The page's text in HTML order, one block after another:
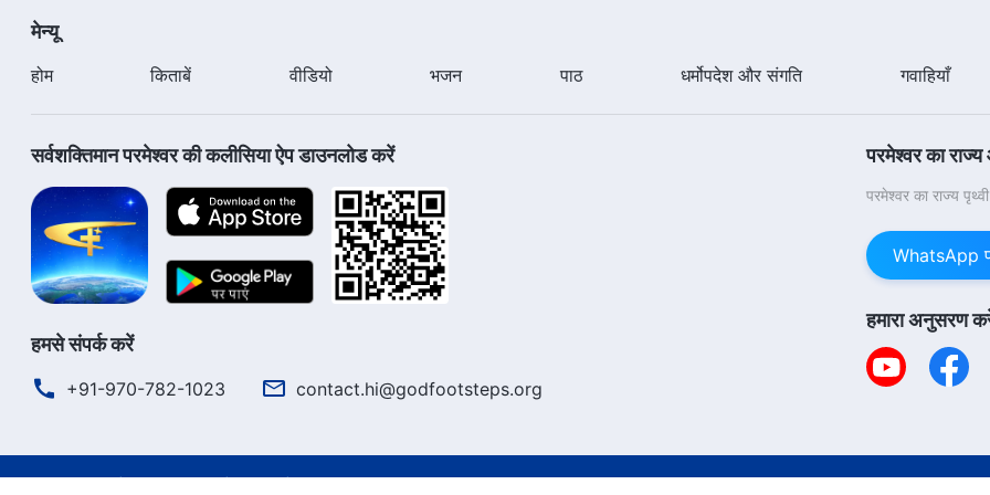
मेन्यू
होम किताबें वीडियो भजन पाठ धर्मोपदेश और संगति गवाहियाँ
सर्वशक्तिमान परमेश्वर की कलीसिया ऐप डाउनलोड करें
हमसे संपर्क करें
+91-970-782-1023 contact.hi@godfootsteps.org
परमेश्वर का
परमेश्वर का राज्य
WhatsApp
हमारा अनुसरण